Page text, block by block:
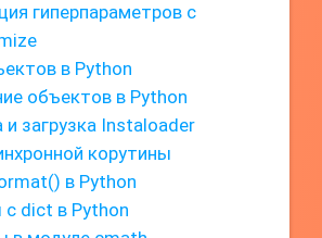
гиперпараметров с
в Python
объектов в Python
и загрузка Instaloader
корутины
в Python
dict в Python